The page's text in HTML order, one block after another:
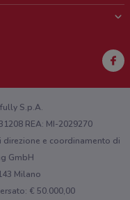
S.p.A.
REA: MI-2029270
direzione e coordinamento di
GmbH
Milano
€ 50.000,00